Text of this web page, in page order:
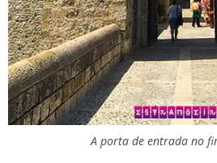
A porta de entrada no